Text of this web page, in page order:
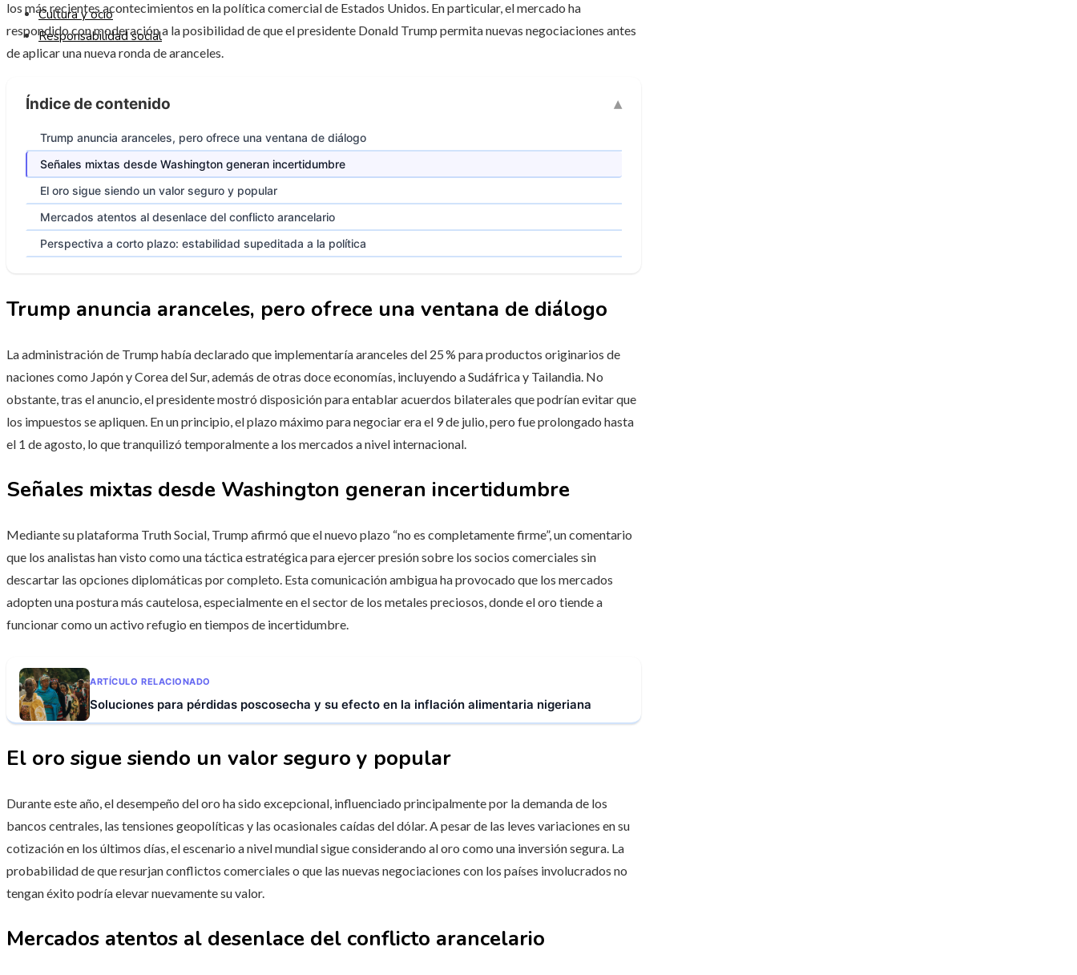
Cultura y ocio
Responsabilidad social
los más recientes acontecimientos en la política comercial de Estados Unidos. En particular, el mercado ha
respondido con moderación a la posibilidad de que el presidente Donald Trump permita nuevas negociaciones antes
de aplicar una nueva ronda de aranceles.
Índice de contenido
Trump anuncia aranceles, pero ofrece una ventana de diálogo
Señales mixtas desde Washington generan incertidumbre
El oro sigue siendo un valor seguro y popular
Mercados atentos al desenlace del conflicto arancelario
Perspectiva a corto plazo: estabilidad supeditada a la política
Trump anuncia aranceles, pero ofrece una ventana de diálogo
La administración de Trump había declarado que implementaría aranceles del 25 % para productos originarios de
naciones como Japón y Corea del Sur, además de otras doce economías, incluyendo a Sudáfrica y Tailandia. No
obstante, tras el anuncio, el presidente mostró disposición para entablar acuerdos bilaterales que podrían evitar que
los impuestos se apliquen. En un principio, el plazo máximo para negociar era el 9 de julio, pero fue prolongado hasta
el 1 de agosto, lo que tranquilizó temporalmente a los mercados a nivel internacional.
Señales mixtas desde Washington generan incertidumbre
Mediante su plataforma Truth Social, Trump afirmó que el nuevo plazo “no es completamente firme”, un comentario
que los analistas han visto como una táctica estratégica para ejercer presión sobre los socios comerciales sin
descartar las opciones diplomáticas por completo. Esta comunicación ambigua ha provocado que los mercados
adopten una postura más cautelosa, especialmente en el sector de los metales preciosos, donde el oro tiende a
funcionar como un activo refugio en tiempos de incertidumbre.
ARTÍCULO RELACIONADO
Soluciones para pérdidas poscosecha y su efecto en la inflación alimentaria nigeriana
El oro sigue siendo un valor seguro y popular
Durante este año, el desempeño del oro ha sido excepcional, influenciado principalmente por la demanda de los
bancos centrales, las tensiones geopolíticas y las ocasionales caídas del dólar. A pesar de las leves variaciones en su
cotización en los últimos días, el escenario a nivel mundial sigue considerando al oro como una inversión segura. La
probabilidad de que resurjan conflictos comerciales o que las nuevas negociaciones con los países involucrados no
tengan éxito podría elevar nuevamente su valor.
Mercados atentos al desenlace del conflicto arancelario